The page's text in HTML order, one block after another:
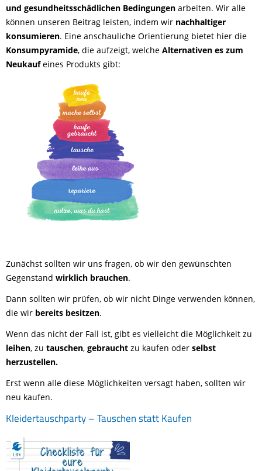
und gesundheitsschädlichen Bedingungen arbeiten. Wir alle
können unseren Beitrag leisten, indem wir nachhaltiger
konsumieren. Eine anschauliche Orientierung bietet hier die
Konsumpyramide, die aufzeigt, welche Alternativen es zum
Neukaufeines Produkts gibt:
Zunächst sollten wir uns fragen, ob wir den gewünschten
Gegenstand wirklich brauchen.
Dann sollten wir prüfen, ob wir nicht Dinge verwenden können,
die wir bereits besitzen.
Wenn das nicht der Fall ist, gibt es vielleicht die Möglichkeit zu
leihen, zu tauschen, gebraucht zu kaufen oder selbst
herzustellen.
Erst wenn alle diese Möglichkeiten versagt haben, sollten wir
neu kaufen.
Kleidertauschparty – Tauschen statt Kaufen